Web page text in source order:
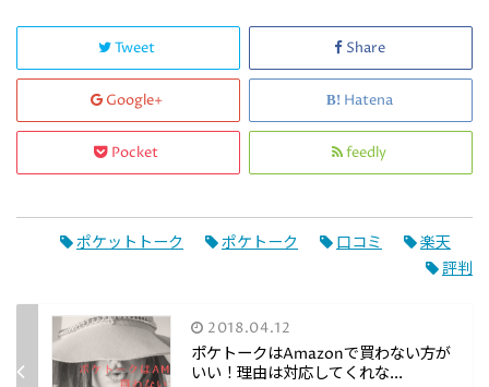
Tweet Share
Google+ Hatena
Pocket feedly
ポケットトーク ポケトーク 口コミ
楽天
評判
2018.04.12
ポケトークはAmazonで買わない方が
いい！理由は対応してくれな...